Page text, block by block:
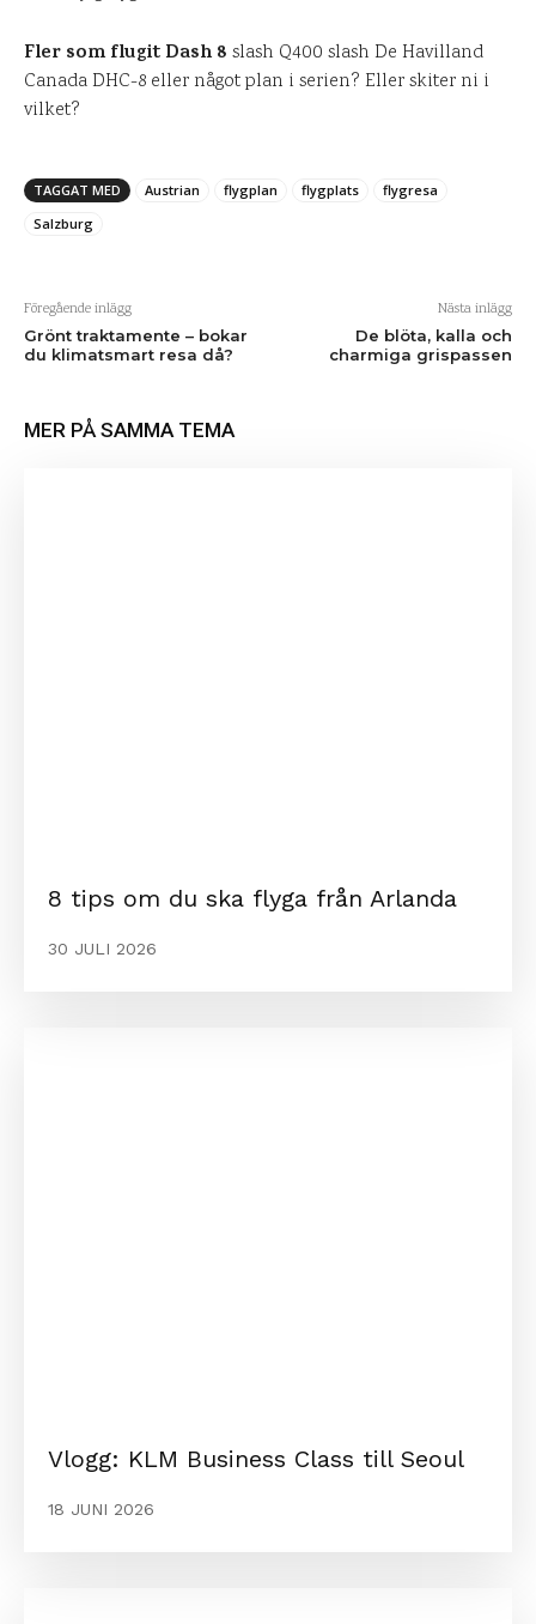
Fler som flugit Dash 8 slash Q400 slash De Havilland
Canada DHC-8 eller något plan i serien? Eller skiter ni i
vilket?
TAGGAT MED Austrian flygplan flygplats
flygresa
Salzburg
Föregående inlägg
Grönt traktamente – bokar
du klimatsmart resa då?
Nästa inlägg
De blöta, kalla och
charmiga grispassen
MER PÅ SAMMA TEMA
8 tips om du ska flyga från Arlanda
30 JULI 2026
Vlogg: KLM Business Class till Seoul
18 JUNI 2026